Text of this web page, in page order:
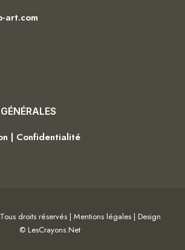
art.com
| Confidentialité
droits réservés | Mentions légales| Design
© LesCrayons.Net